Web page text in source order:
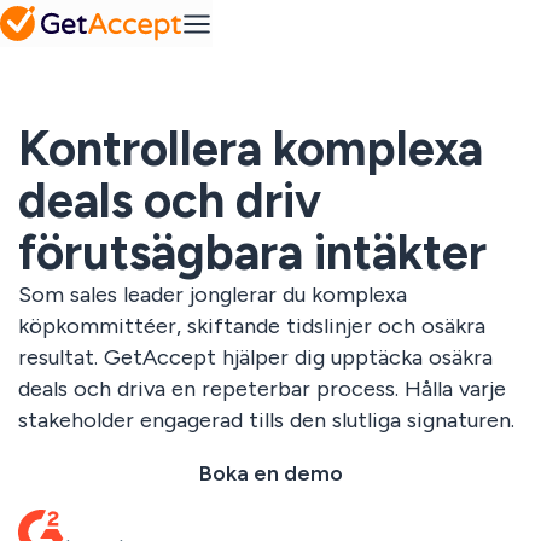
Avtalshantering
Säker och
centraliserad
avtalslagring
Hantering av
säljmaterial
Skapa
personligt
Integrationer
SuperOffice
Upsales
Lösningar
Industry
En lösning för varje
bransch
IT & tech
Tjänste- &
konsultföretag
Grossister &
återförsäljare
Alla
Resurser
frågor
Frequently
asked
questions
Blogg
Inspiration och
insikter för
moderna säljteam
Pris
Kontrollera komplexa
deals och driv
förutsägbara intäkter
Som sales leader jonglerar du komplexa
köpkommittéer, skiftande tidslinjer och osäkra
resultat. GetAccept hjälper dig upptäcka osäkra
deals och driva en repeterbar process. Hålla varje
stakeholder engagerad tills den slutliga signaturen.
Boka en demo